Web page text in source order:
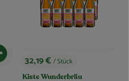
zum Warenkorb hinzufügen
, Preis:
32,19 €/ Stück
Kiste Wunderbräu